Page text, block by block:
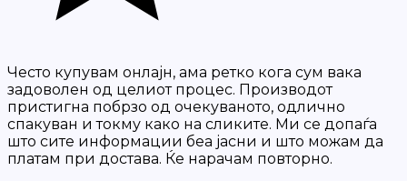
Често купувам онлајн, ама ретко кога сум вака
задоволен од целиот процес. Производот
пристигна побрзо од очекуваното, одлично
спакуван и токму како на сликите. Ми се допаѓа
што сите информации беа јасни и што можам да
платам при достава. Ќе нарачам повторно.